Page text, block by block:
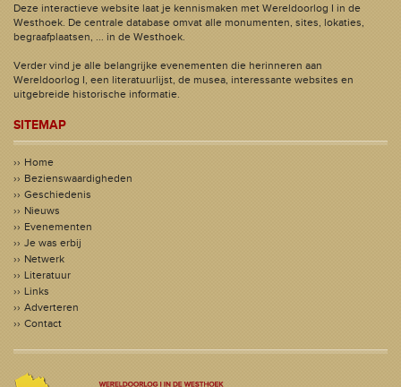
Deze interactieve website laat je kennismaken met Wereldoorlog I in de
Westhoek. De centrale database omvat alle monumenten, sites, lokaties,
begraafplaatsen, ... in de Westhoek.
Verder vind je alle belangrijke evenementen die herinneren aan
Wereldoorlog I, een literatuurlijst, de musea, interessante websites en
uitgebreide historische informatie.
SITEMAP
Home
Bezienswaardigheden
Geschiedenis
Nieuws
Evenementen
Je was erbij
Netwerk
Literatuur
Links
Adverteren
Contact